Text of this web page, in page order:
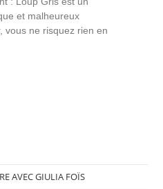
et malheureux
vous ne risquez rien en
AVEC GIULIA FOÏS